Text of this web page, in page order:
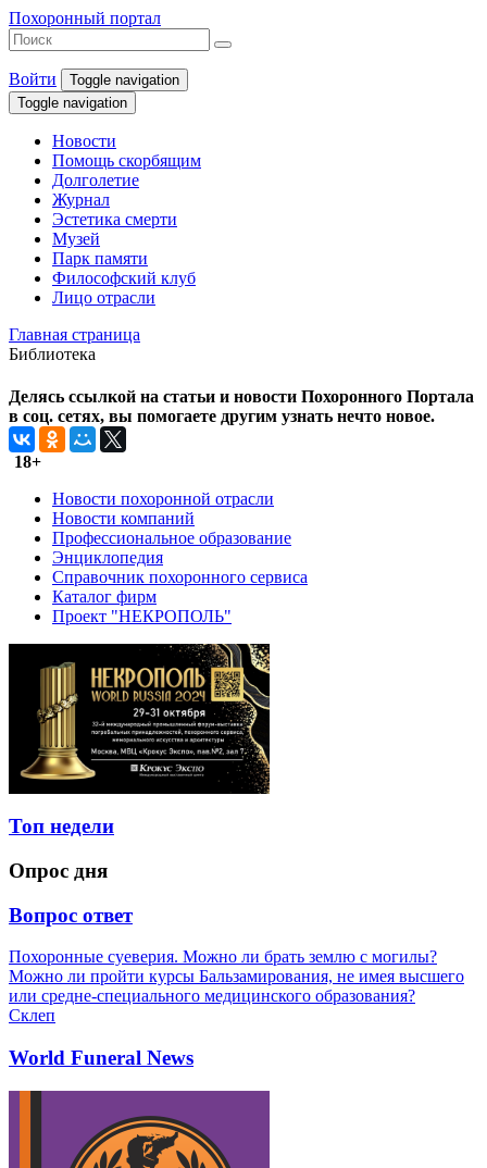
Похоронный портал
Войти
Toggle navigation
Toggle navigation
Новости
Помощь скорбящим
Долголетие
Журнал
Эстетика смерти
Музей
Парк памяти
Философский клуб
Лицо отрасли
Главная страница
Библиотека
Делясь ссылкой на статьи и новости Похоронного Портала
в соц. сетях, вы помогаете другим узнать нечто новое.
18+
Новости похоронной отрасли
Новости компаний
Профессиональное образование
Энциклопедия
Справочник похоронного сервиса
Каталог фирм
Проект "НЕКРОПОЛЬ"
Топ недели
Опрос дня
Вопрос ответ
Похоронные суеверия. Можно ли брать землю с могилы?
Можно ли пройти курсы Бальзамирования, не имея высшего
или средне-специального медицинского образования?
Склеп
World Funeral News